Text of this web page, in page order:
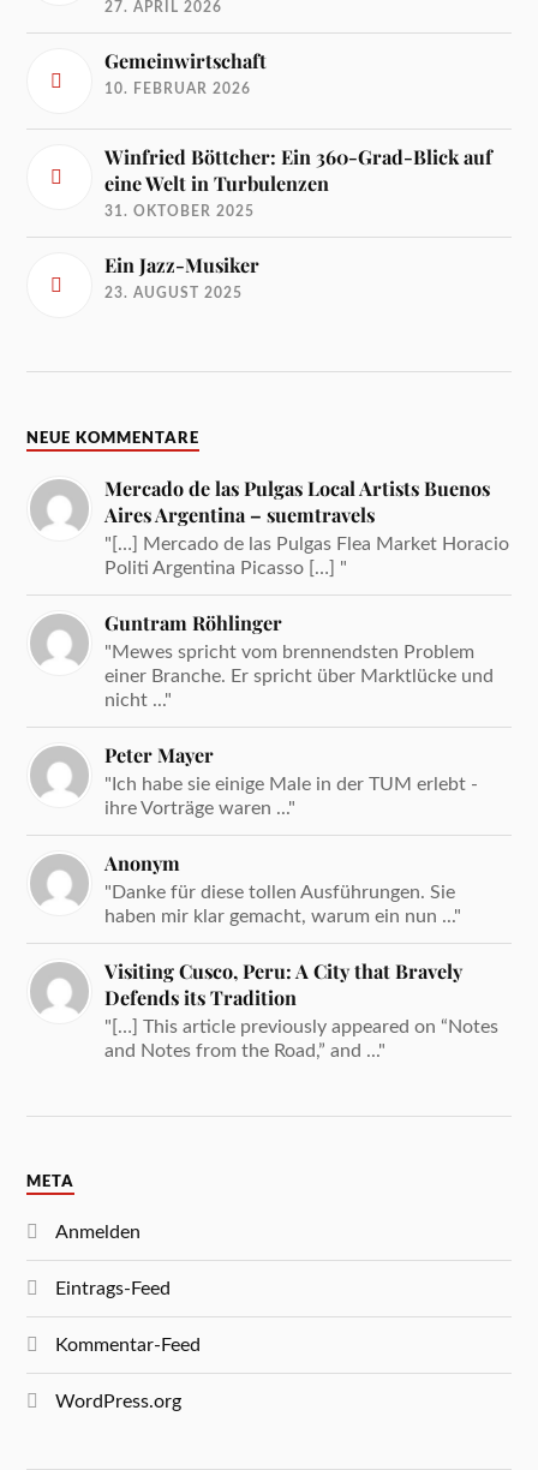
27. APRIL 2026
Gemeinwirtschaft
10. FEBRUAR 2026
Winfried Böttcher: Ein 360-Grad-Blick auf
eine Welt in Turbulenzen
31. OKTOBER 2025
Ein Jazz-Musiker
23. AUGUST 2025
NEUE KOMMENTARE
Mercado de las Pulgas Local Artists Buenos
Aires Argentina – suemtravels
"[…] Mercado de las Pulgas Flea Market Horacio
Politi Argentina Picasso […] "
Guntram Röhlinger
"Mewes spricht vom brennendsten Problem
einer Branche. Er spricht über Marktlücke und
nicht ..."
Peter Mayer
"Ich habe sie einige Male in der TUM erlebt -
ihre Vorträge waren ..."
Anonym
"Danke für diese tollen Ausführungen. Sie
haben mir klar gemacht, warum ein nun ..."
Visiting Cusco, Peru: A City that Bravely
Defends its Tradition
"[…] This article previously appeared on “Notes
and Notes from the Road,” and ..."
META
Anmelden
Eintrags-Feed
Kommentar-Feed
WordPress.org